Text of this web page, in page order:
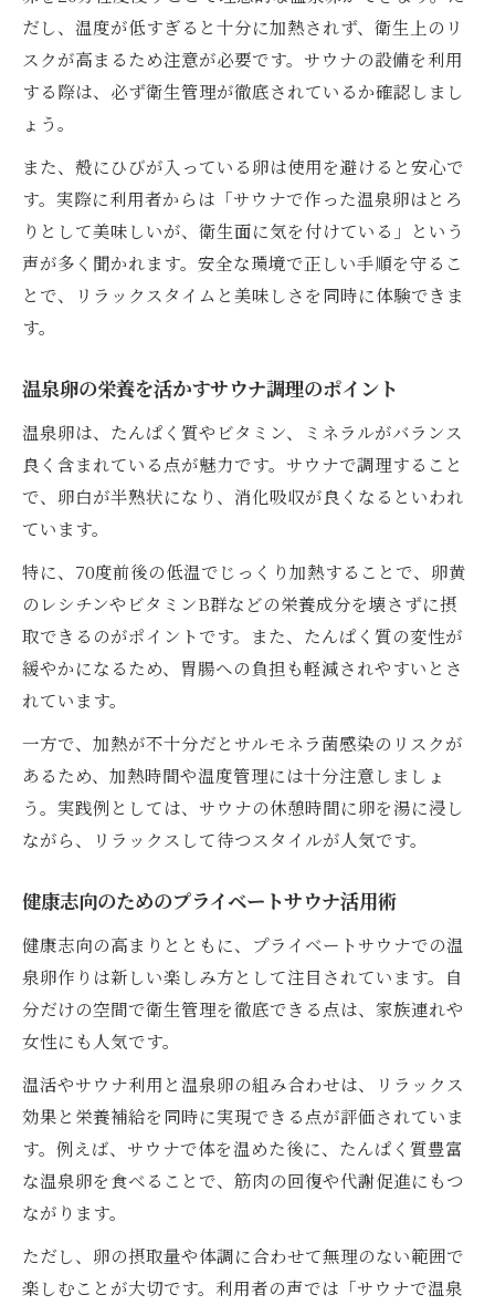
だし、温度が低すぎると十分に加熱されず、衛生上のリ
スクが高まるため注意が必要です。サウナの設備を利用
する際は、必ず衛生管理が徹底されているか確認しまし
ょう。
また、殻にひびが入っている卵は使用を避けると安心で
す。実際に利用者からは「サウナで作った温泉卵はとろ
りとして美味しいが、衛生面に気を付けている」という
声が多く聞かれます。安全な環境で正しい手順を守るこ
とで、リラックスタイムと美味しさを同時に体験できま
す。
温泉卵の栄養を活かすサウナ調理のポイント
温泉卵は、たんぱく質やビタミン、ミネラルがバランス
良く含まれている点が魅力です。サウナで調理すること
で、卵白が半熟状になり、消化吸収が良くなるといわれ
ています。
特に、70度前後の低温でじっくり加熱することで、卵黄
のレシチンやビタミンB群などの栄養成分を壊さずに摂
取できるのがポイントです。また、たんぱく質の変性が
緩やかになるため、胃腸への負担も軽減されやすいとさ
れています。
一方で、加熱が不十分だとサルモネラ菌感染のリスクが
あるため、加熱時間や温度管理には十分注意しましょ
う。実践例としては、サウナの休憩時間に卵を湯に浸し
ながら、リラックスして待つスタイルが人気です。
健康志向のためのプライベートサウナ活用術
健康志向の高まりとともに、プライベートサウナでの温
泉卵作りは新しい楽しみ方として注目されています。自
分だけの空間で衛生管理を徹底できる点は、家族連れや
女性にも人気です。
温活やサウナ利用と温泉卵の組み合わせは、リラックス
効果と栄養補給を同時に実現できる点が評価されていま
す。例えば、サウナで体を温めた後に、たんぱく質豊富
な温泉卵を食べることで、筋肉の回復や代謝促進にもつ
ながります。
ただし、卵の摂取量や体調に合わせて無理のない範囲で
楽しむことが大切です。利用者の声では「サウナで温泉